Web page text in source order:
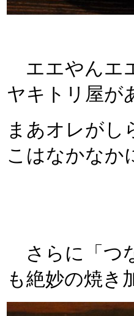
エエやんエ
ヤキトリ屋が
まあオレがし
こはなかなか
さらに「つ
も絶妙の焼き